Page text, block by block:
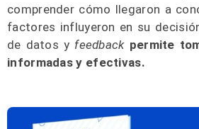
comprender cómo llegaron a
factores influyeron en su
de datos y feedback permite
informadas y efectivas.